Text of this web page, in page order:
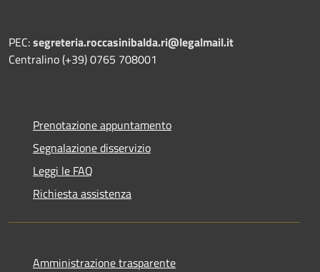
PEC:segreteria.roccasinibalda.ri@legalmail.it
Centralino (+39) 0765 708001
Prenotazione appuntamento
Segnalazione disservizio
Leggi le FAQ
Richiesta assistenza
Amministrazione trasparente